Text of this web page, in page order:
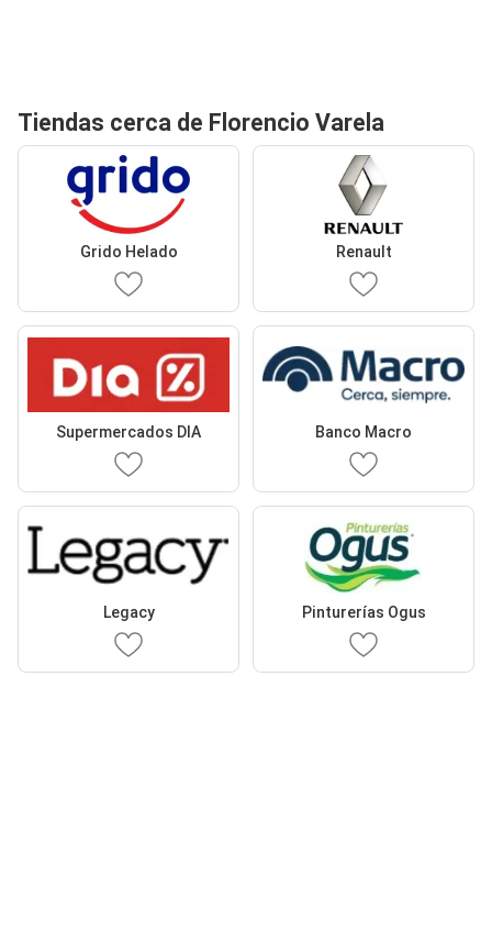
Tiendas cerca de Florencio Varela
Grido Helado Renault
Supermercados DIA Banco Macro
Legacy Pinturerías Ogus